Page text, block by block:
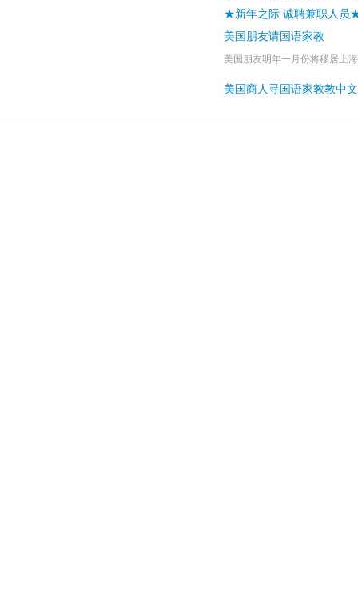
★新年之际 诚聘兼职人员
美国朋友请国语家教
美国朋友明年一月份将移居上
美国商人寻国语家教教中文